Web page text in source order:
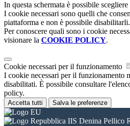
In questa schermata è possibile
I cookie necessari sono quelli che
piattaforma e non è possibile disabilitarli.
Per conoscere quali sono i cookie
visionare la COOKIE POLICY.
Cookie necessari per il funzionamento
I cookie necessari per il funzionamento
disabilitati. È possibile consultare
policy.
Accetta tutti Salva le preferenze
IIS Denina Pellico